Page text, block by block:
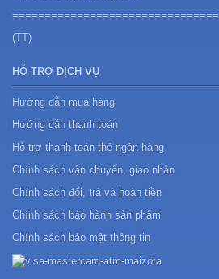
================================
(TT)
HỖ TRỢ DỊCH VỤ
Hướng dẫn mua hàng
Hướng dẫn thanh toán
Hỗ trợ thanh toán thẻ ngân hàng
Chính sách vận chuyển, giao nhận
Chính sách đổi, trả và hoàn tiền
Chính sách bảo hành sản phẩm
Chính sách bảo mật thông tin